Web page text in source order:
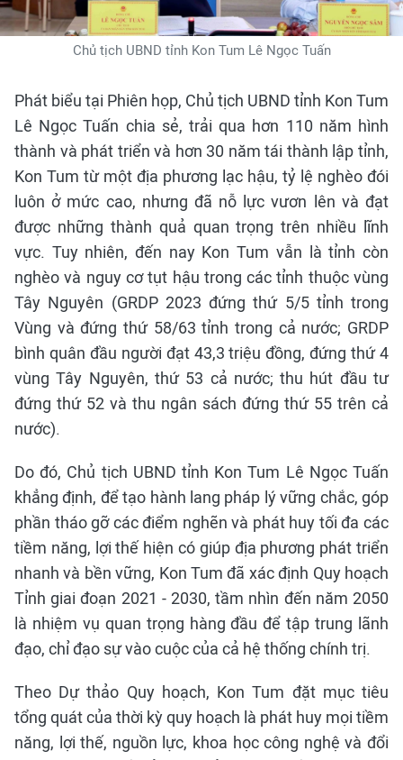
Chủ tịch UBND tỉnh Kon Tum Lê Ngọc Tuấn
Phát biểu tại Phiên họp, Chủ tịch UBND tỉnh Kon Tum
Lê Ngọc Tuấn chia sẻ, trải qua hơn 110 năm hình
thành và phát triển và hơn 30 năm tái thành lập tỉnh,
Kon Tum từ một địa phương lạc hậu, tỷ lệ nghèo đói
luôn ở mức cao, nhưng đã nỗ lực vươn lên và đạt
được những thành quả quan trọng trên nhiều lĩnh
vực. Tuy nhiên, đến nay Kon Tum vẫn là tỉnh còn
nghèo và nguy cơ tụt hậu trong các tỉnh thuộc vùng
Tây Nguyên (GRDP 2023 đứng thứ 5/5 tỉnh trong
Vùng và đứng thứ 58/63 tỉnh trong cả nước; GRDP
bình quân đầu người đạt 43,3 triệu đồng, đứng thứ 4
vùng Tây Nguyên, thứ 53 cả nước; thu hút đầu tư
đứng thứ 52 và thu ngân sách đứng thứ 55 trên cả
nước).
Do đó, Chủ tịch UBND tỉnh Kon Tum Lê Ngọc Tuấn
khẳng định, để tạo hành lang pháp lý vững chắc, góp
phần tháo gỡ các điểm nghẽn và phát huy tối đa các
tiềm năng, lợi thế hiện có giúp địa phương phát triển
nhanh và bền vững, Kon Tum đã xác định Quy hoạch
Tỉnh giai đoạn 2021 - 2030, tầm nhìn đến năm 2050
là nhiệm vụ quan trọng hàng đầu để tập trung lãnh
đạo, chỉ đạo sự vào cuộc của cả hệ thống chính trị.
Theo Dự thảo Quy hoạch, Kon Tum đặt mục tiêu
tổng quát của thời kỳ quy hoạch là phát huy mọi tiềm
năng, lợi thế, nguồn lực, khoa học công nghệ và đổi